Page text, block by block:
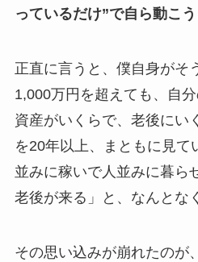
っているだけ”で自ら動こ
正直に言うと、僕自身がそ
1,000万円を超えても、自
資産がいくらで、老後に
を20年以上、まともに見て
並みに稼いで人並みに暮ら
老後が来る」と、なんとな
その思い込みが崩れたのが